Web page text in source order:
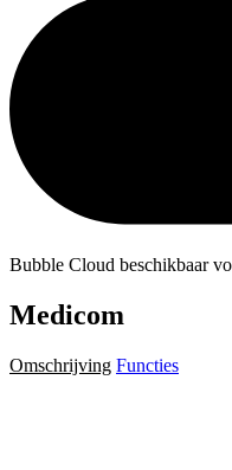
Bubble Cloud beschikbaar
Medicom
Omschrijving Functies